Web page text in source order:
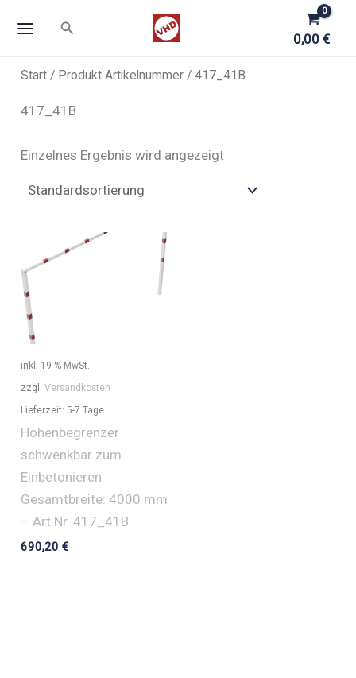
Inhalt
Suchen
0,00€
Start / Produkt Artikelnummer / 417_41B
417_41B
Einzelnes Ergebnis wird angezeigt
inkl. 19 % MwSt.
zzgl.Versandkosten
Lieferzeit: 5-7 Tage
Höhenbegrenzer
schwenkbar zum
Einbetonieren
Gesamtbreite: 4000 mm
– Art.Nr. 417_41B
690,20€